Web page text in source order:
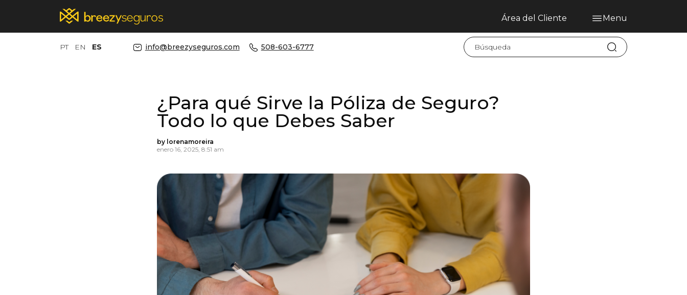
Área del Cliente Menu
Seguros Personales
PT
PT EN ES info@breezyseguros.com 508-603-6777
¿Para qué Sirve la Póliza de Seguro?
Todo lo que Debes Saber
by lorenamoreira
enero 16, 2025, 8:51 am